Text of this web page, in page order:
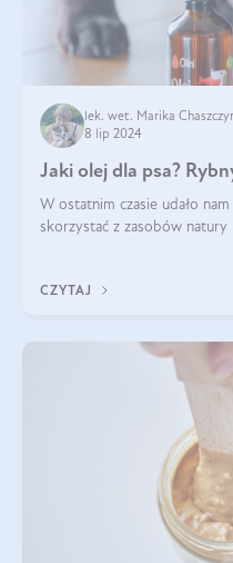
lek. wet. Marika
8 lip 2024
Jaki olej dla psa?
W ostatnim czasie udało
skorzystać z zasobów
CZYTAJ